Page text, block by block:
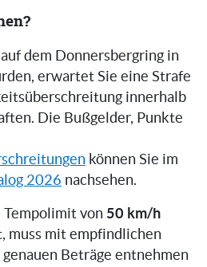
dem Donnersbergring in
erwartet Sie eine Strafe
innerhalb
Die Bußgelder, Punkte
können Sie im
2026 nachsehen.
von 50 km/h
muss mit empfindlichen
Beträge entnehmen